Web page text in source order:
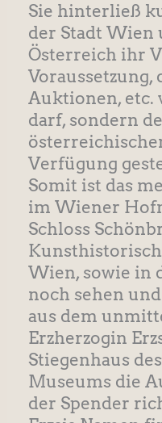
Sie hinterließ
der Stadt Wien
Österreich ihr
Voraussetzung,
Auktionen, etc.
darf, sondern
Verfügung
Somit ist das
im Wiener
Schloss
Wien, sowie in
noch sehen
aus dem
Erzherzogin
Stiegenhaus
Museums die
der Spender